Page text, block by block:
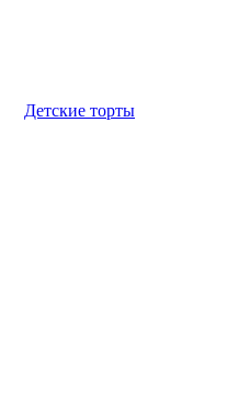
Детские торты